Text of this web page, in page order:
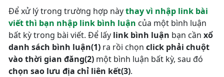
Để xử lý trong trường hợp nàythay vì nhập link bài
viết thì bạn nhập link bình luận của một bình luận
bất kỳ trong bài viết. Để lấy link bình luận bạn cần xổ
danh sách bình luận(1) ra rồi chọn click phải chuột
vào thời gian đăng(2) một bình luận bất kỳ, sau đó
chọn sao lưu địa chỉ liên kết(3).